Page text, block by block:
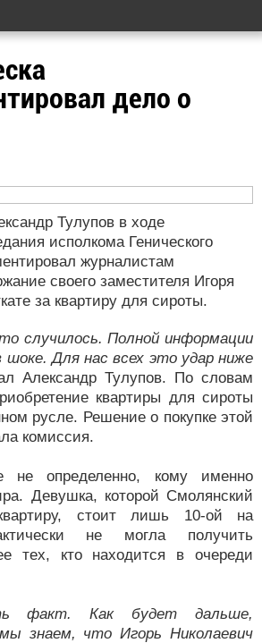
дело о
Тулупов в ходе
исполкома Генического
журналистам
своего заместителя Игоря
за квартиру для сироты.
случилось. Полной информации
Для нас всех это удар ниже
Александр Тулупов. По словам
квартиры для сироты
русле. Решение о покупке этой
комиссия.
не определенно, кому именно
Девушка, которой Смолянский
стоит лишь 10-ой на
не могла получить
тех, кто находится в очереди
факт. Как будет дальше,
знаем, что Игорь Николаевич